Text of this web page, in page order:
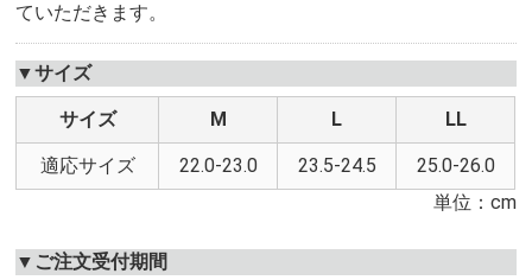
ていただきます。
▼サイズ
サイズ M L LL
適応サイズ 22.0-23.0 23.5-24.5
25.0-26.0
単位：cm
▼ご注文受付期間